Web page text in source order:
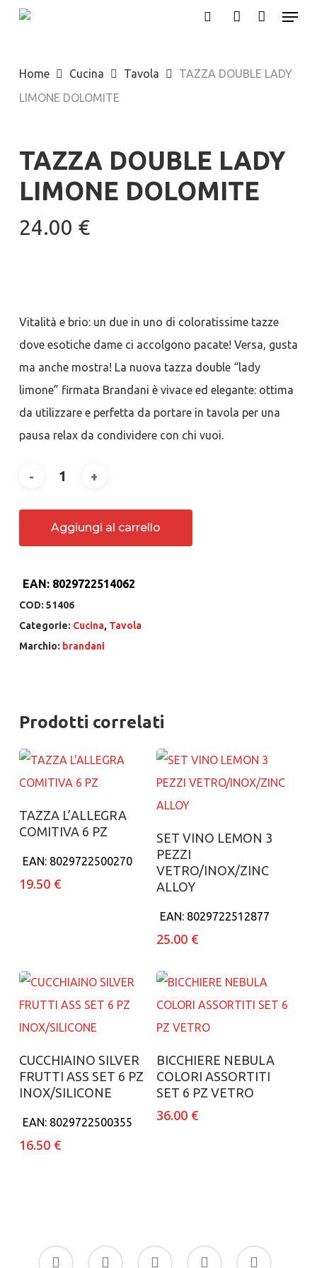
Skip
content
Menu
Home Cucina Tavola
TAZZA DOUBLE LADY
LIMONE DOLOMITE
TAZZA DOUBLE LADY
LIMONE DOLOMITE
24.00 €
Vitalità e brio: un due in uno di coloratissime tazze
dove esotiche dame ci accolgono pacate! Versa, gusta
ma anche mostra! La nuova tazza double “lady
limone” firmata Brandani è vivace ed elegante: ottima
da utilizzare e perfetta da portare in tavola per una
pausa relax da condividere con chi vuoi.
Aggiungi al carrello
EAN: 8029722514062
COD: 51406
Categorie: Cucina, Tavola
Marchio: brandani
Prodotti correlati
Aggiungi al carrello
TAZZA L’ALLEGRA
COMITIVA 6 PZ
EAN: 8029722500270
19.50 €
Aggiungi al carrello
SET VINO LEMON 3
PEZZI
VETRO/INOX/ZINC
ALLOY
EAN: 8029722512877
25.00 €
Aggiungi al carrello
CUCCHIAINO SILVER
FRUTTI ASS SET 6 PZ
INOX/SILICONE
EAN: 8029722500355
16.50 €
Aggiungi al carrello
BICCHIERE NEBULA
COLORI ASSORTITI
SET 6 PZ VETRO
36.00 €
facebook
google-
instagram whatsapp tiktok